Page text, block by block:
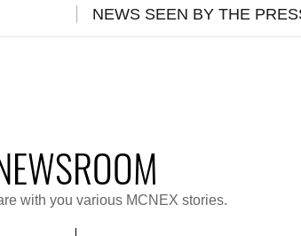
NEWS SEEN BY THE
with you various MCNEX stories.